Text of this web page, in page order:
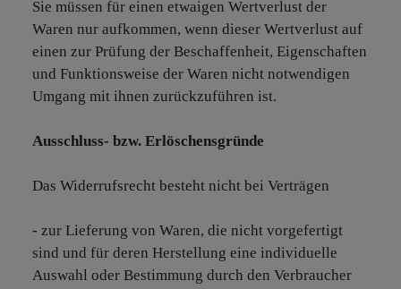
Sie müssen für einen etwaigen Wertverlust der
Waren nur aufkommen, wenn dieser Wertverlust auf
einen zur Prüfung der Beschaffenheit, Eigenschaften
und Funktionsweise der Waren nicht notwendigen
Umgang mit ihnen zurückzuführen ist.
Ausschluss- bzw. Erlöschensgründe
Das Widerrufsrecht besteht nicht bei Verträgen
- zur Lieferung von Waren, die nicht vorgefertigt
sind und für deren Herstellung eine individuelle
Auswahl oder Bestimmung durch den Verbraucher